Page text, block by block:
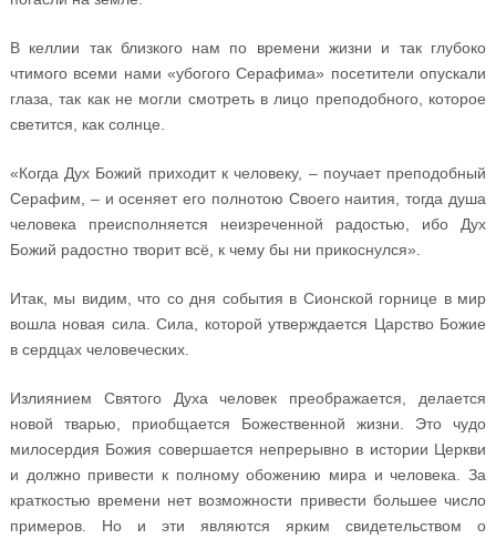
В келлии так близкого нам по времени жизни и так глубоко
чтимого всеми нами «убогого Серафима» посетители опускали
глаза, так как не могли смотреть в лицо преподобного, которое
светится, как солнце.
«Когда Дух Божий приходит к человеку, – поучает преподобный
Серафим, – и осеняет его полнотою Своего наития, тогда душа
человека преисполняется неизреченной радостью, ибо Дух
Божий радостно творит всё, к чему бы ни прикоснулся».
Итак, мы видим, что со дня события в Сионской горнице в мир
вошла новая сила. Сила, которой утверждается Царство Божие
в сердцах человеческих.
Излиянием Святого Духа человек преображается, делается
новой тварью, приобщается Божественной жизни. Это чудо
милосердия Божия совершается непрерывно в истории Церкви
и должно привести к полному обожению мира и человека. За
краткостью времени нет возможности привести большее число
примеров. Но и эти являются ярким свидетельством о